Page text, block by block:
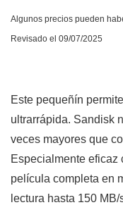
Algunos precios pueden
Revisado el 09/07/2025
Este pequeñín
ultrarrápida. Sandisk
veces mayores que
Especialmente eficaz
película completa en
lectura hasta 150 MB/